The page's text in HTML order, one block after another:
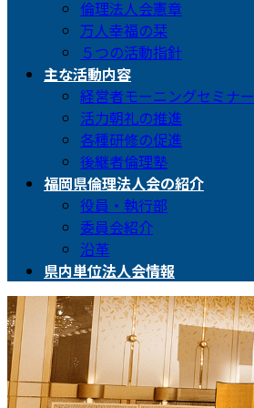
倫理法人会憲章
万人幸福の栞
５つの活動指針
主な活動内容
経営者モーニングセミナー
活力朝礼の推進
各種研修の促進
後継者倫理塾
福岡県倫理法人会の紹介
役員・執行部
委員会紹介
沿革
県内単位法人会情報